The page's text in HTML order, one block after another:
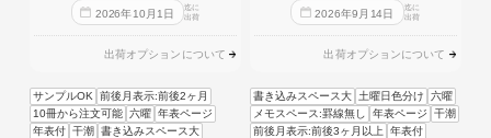
2026年10 月 1 日
迄に
出荷
出荷オプションについて
サンプルOK
前後月表示:前後2ヶ月
10冊から注文可能 六曜 年表ページ
年表付 干潮 書き込みスペース大
2026年9 月 14日
迄に
出荷
出荷オプションについて
書き込みスペース大 土曜日色分け
六曜
メモスペース:罫線無し
年表ページ
干潮
前後月表示:前後3ヶ月以上
年表付